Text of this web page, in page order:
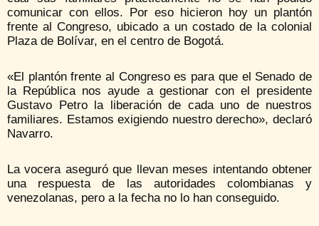
comunicar con ellos. Por eso hicieron hoy un plantón
frente al Congreso, ubicado a un costado de la colonial
Plaza de Bolívar, en el centro de Bogotá.
«El plantón frente al Congreso es para que el Senado de
la República nos ayude a gestionar con el presidente
Gustavo Petro la liberación de cada uno de nuestros
familiares. Estamos exigiendo nuestro derecho», declaró
Navarro.
La vocera aseguró que llevan meses intentando obtener
una respuesta de las autoridades colombianas y
venezolanas, pero a la fecha no lo han conseguido.